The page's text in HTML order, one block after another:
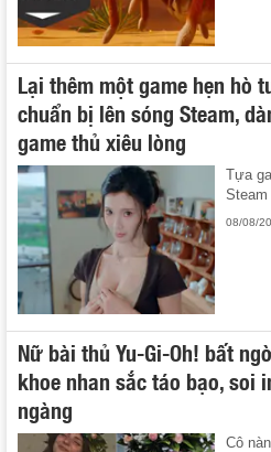
Lại thêm một game hẹn hò
chuẩn bị lên sóng Steam,
game thủ xiêu lòng
Tựa
08/08/
Nữ bài thủ Yu-Gi-Oh! bất
khoe nhan sắc táo bạo, soi
ngàng
Cô